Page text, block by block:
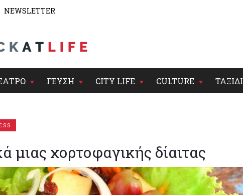
NEWSLETTER
ΓΕΥΣΗ CITY LIFE CULTURE ΤΑΞΙΔΙ
μιας χορτοφαγικής δίαιτας